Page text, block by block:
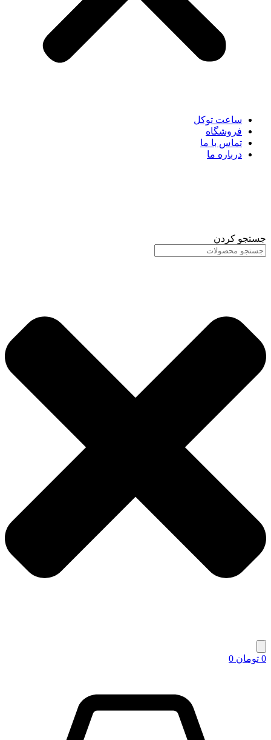
ساعت توکل
فروشگاه
تماس با ما
درباره ما
جستجو کردن
0 تومان 0